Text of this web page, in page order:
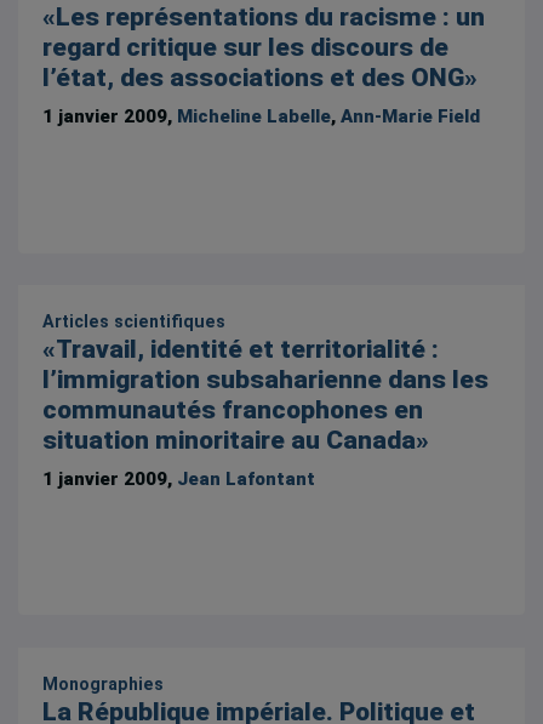
«Les représentations du racisme : un
regard critique sur les discours de
l’état, des associations et des ONG»
1 janvier 2009, Micheline Labelle,Ann-Marie Field
Articles scientifiques
«Travail, identité et territorialité :
l’immigration subsaharienne dans les
communautés francophones en
situation minoritaire au Canada»
1 janvier 2009, Jean Lafontant
Monographies
La République impériale. Politique et